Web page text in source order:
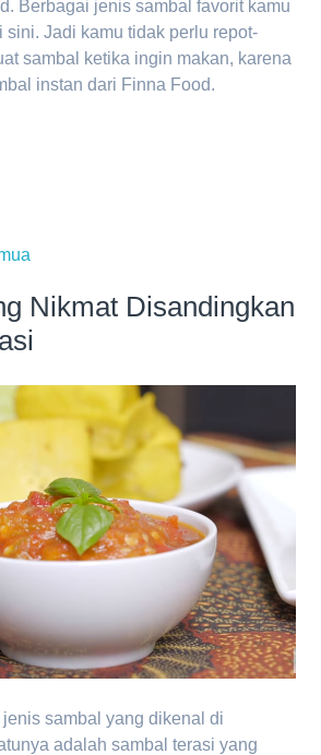
Berbagai jenis sambal favorit kamu
sini. Jadi kamu tidak perlu repot-
sambal ketika ingin makan, karena
instan dari Finna Food.
Nikmat Disandingkan
sambal yang dikenal di
adalah sambal terasi yang